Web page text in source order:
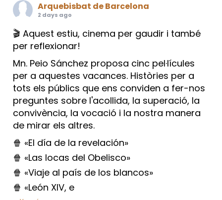
Arquebisbat de Barcelona
2 days ago
🎬 Aquest estiu, cinema per gaudir i també
per reflexionar!
Mn. Peio Sánchez proposa cinc pel·lícules
per a aquestes vacances. Històries per a
tots els públics que ens conviden a fer-nos
preguntes sobre l'acollida, la superació, la
convivència, la vocació i la nostra manera
de mirar els altres.
🍿 «El día de la revelación»
🍿 «Las locas del Obelisco»
🍿 «Viaje al país de los blancos»
🍿 «León XIV, e